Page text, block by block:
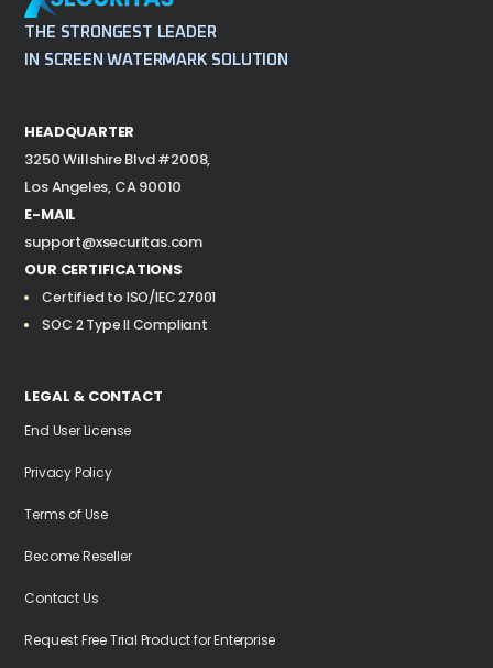
THE STRONGEST LEADER
IN SCREEN WATERMARK SOLUTION
HEADQUARTER
3250 Willshire Blvd #2008,
Los Angeles, CA 90010
E-MAIL
support@xsecuritas.com
OUR CERTIFICATIONS
Certified to ISO/IEC 27001
SOC 2 Type II Compliant
LEGAL & CONTACT
End User License
Privacy Policy
Terms of Use
Become Reseller
Contact Us
Request Free Trial Product for Enterprise